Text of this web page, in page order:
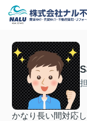
かなり長い間対応